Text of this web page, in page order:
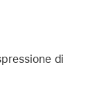
di